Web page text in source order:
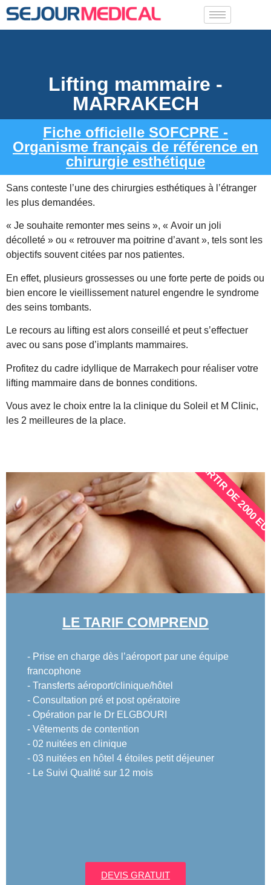
Lifting mammaire -
MARRAKECH
Fiche officielle SOFCPRE -
Organisme français de référence en
chirurgie esthétique
Sans conteste l’une des chirurgies esthétiques à l’étranger
les plus demandées.
« Je souhaite remonter mes seins », « Avoir un joli
décolleté » ou « retrouver ma poitrine d’avant », tels sont les
objectifs souvent citées par nos patientes.
En effet, plusieurs grossesses ou une forte perte de poids ou
bien encore le vieillissement naturel engendre le syndrome
des seins tombants.
Le recours au lifting est alors conseillé et peut s’effectuer
avec ou sans pose d’implants mammaires.
Profitez du cadre idyllique de Marrakech pour réaliser votre
lifting mammaire dans de bonnes conditions.
Vous avez le choix entre la la clinique du Soleil et M Clinic,
les 2 meilleures de la place.
LE TARIF COMPREND
- Prise en charge dès l’aéroport par une équipe
francophone
- Transferts aéroport/clinique/hôtel
- Consultation pré et post opératoire
- Opération par le Dr ELGBOURI
- Vêtements de contention
- 02 nuitées en clinique
- 03 nuitées en hôtel 4 étoiles petit déjeuner
- Le Suivi Qualité sur 12 mois
DEVIS GRATUIT
À PARTIR DE